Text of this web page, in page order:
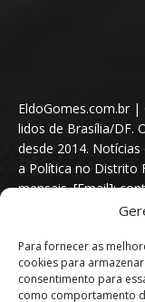
Para fornecer as
cookies para
consentimento para
como comportamento
EldoGomes.com.br
lidos de Brasília/DF.
desde 2014.
a Política no Distrito
mensais. [Email]: